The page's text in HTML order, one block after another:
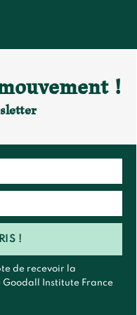
pouvez nous écrire à
!
!
de recevoir la
Institute France